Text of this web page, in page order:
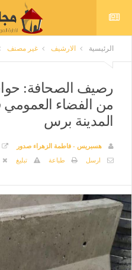
الرئيسية الارشيف غير مصنف
رصيف الصحافة:
من الفضاء العمومي
المدينة برس
هسبريس - فاطمة الزهراء صدور
ارسل
طباعة تبليغ